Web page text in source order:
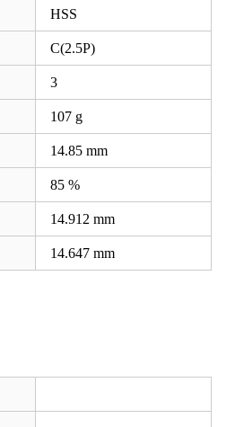
HSS
C(2.5P)
3
107 g
14.85 mm
85 %
14.912 mm
14.647 mm